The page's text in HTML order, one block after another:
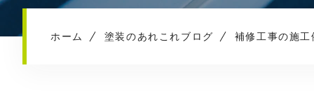
ホーム 塗装のあれこれブログ 補修工事の施工